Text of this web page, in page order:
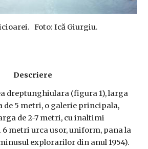
Foto: Ică Giurgiu.
Descriere
dreptunghiulara (figura 1), larga
de 5 metri, o galerie principala,
de 2-7 metri, cu inaltimi
metri urca usor, uniform, pana la
explorarilor din anul 1954).